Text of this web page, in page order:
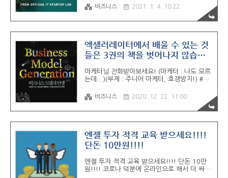
동아리 중에서는 YAPP..
에서 하나는 모든 리소스를 개발비에 쏟는 것
이다. 시장검증이 되지 않은 것은 물론 개발 할
필요가 없는 제품말이다. 스타트업은 개발비용
아니다. 최대한 저렴하게 빨리 만들어야 한다.
내가 볼 때는 개발과 마케팅에 써야 할 비용은
1 : 3 정도 되는 것 같다. 미안하지만 인건비는
비를 줄 수 없다. 혼자서 시작하는 것을 추천한
다. 한 명을 뽑을 수 있다면 개발자가 아니라
천 만원이라면 마케팅 비용으..
비즈니스 2021. 1. 4. 10:22
엑셀러레이터에서 배울 수 있는 것
들은 3권의 책을 벗어나지 않습니
마케터님 전화받아보세요! (마케터 : 나도 모르
는데...)(부제 : 주니어 마케터, 호갱방지!) #스
#홍보대행, #광고대행, #방송사 등등 안녕하
세요 '지난 잡케터의 이것 저것 -
0.preview'에서 풀었던 떡밥들을 회수해보려
정부지원기관이든 엑셀러레이터나 인큐베이터
나 가르치는 내용들이 대부분 비슷한 것들이니
ㅎㅎ 저렇게 지분을 요구하는 사람들과 큰 차
는 자료들이나 정보들이 실제로 더 도움이 되
는 경우가 많았다고 생각이 들거든요. 이런 것
비즈니스 2020. 12. 22. 11:00
엔젤 투자 적격 교육 받으세요!!!!
단돈 10만원!!!!
엔젤 투자 적격 교육 받으세요!!!! 단돈 10만
원!!!! 코로나 덕분에 온라인으로 해서 더 싸고